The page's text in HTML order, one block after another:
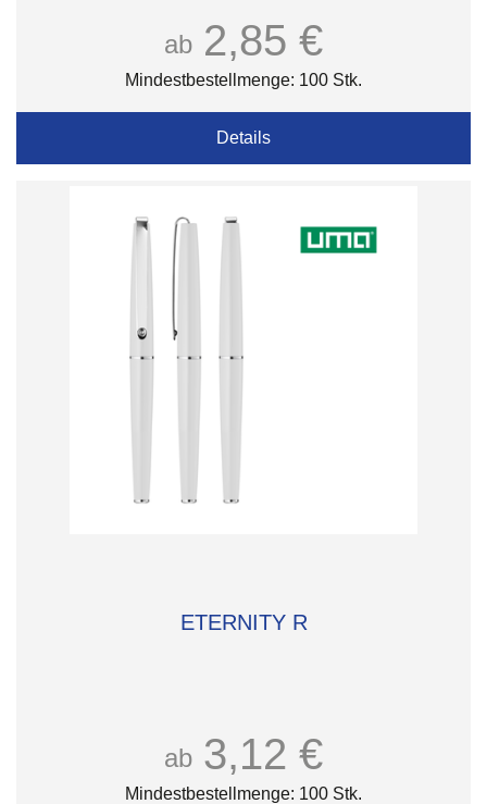
ab 2,85 €
Mindestbestellmenge: 100 Stk.
Details
ETERNITY R
ab 3,12 €
Mindestbestellmenge: 100 Stk.